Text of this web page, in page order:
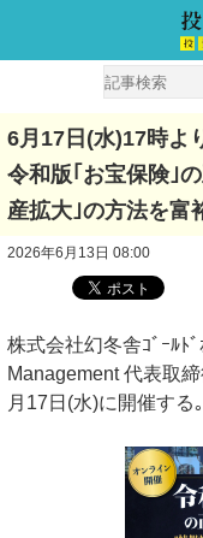
6月17日(水)17時よ
令和版｢お宝保険｣
産拡大｣の方法を富
2026年6月13日 08:00
株式会社幻冬舎ｺﾞｰﾙﾄ
Management 代表取
月17日(水)に開催する｡